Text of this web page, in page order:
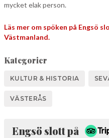
mycket elak person.
Läs mer om spöken på Engsö
Västmanland.
Kategorier
KULTUR & HISTORIA
VÄSTERÅS
Engsö slott på